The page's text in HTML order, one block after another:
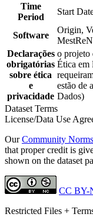
Time
Period
Start
Software
Origin,
Declarações
obrigatórias
sobre ética
e
privacidade
o projeto
Ética em
estão de
Dados)
Dataset Terms
License/Data Use
OurCommunity Norms
that proper credit is
shown on the dataset
CC BY-
Restricted Files +